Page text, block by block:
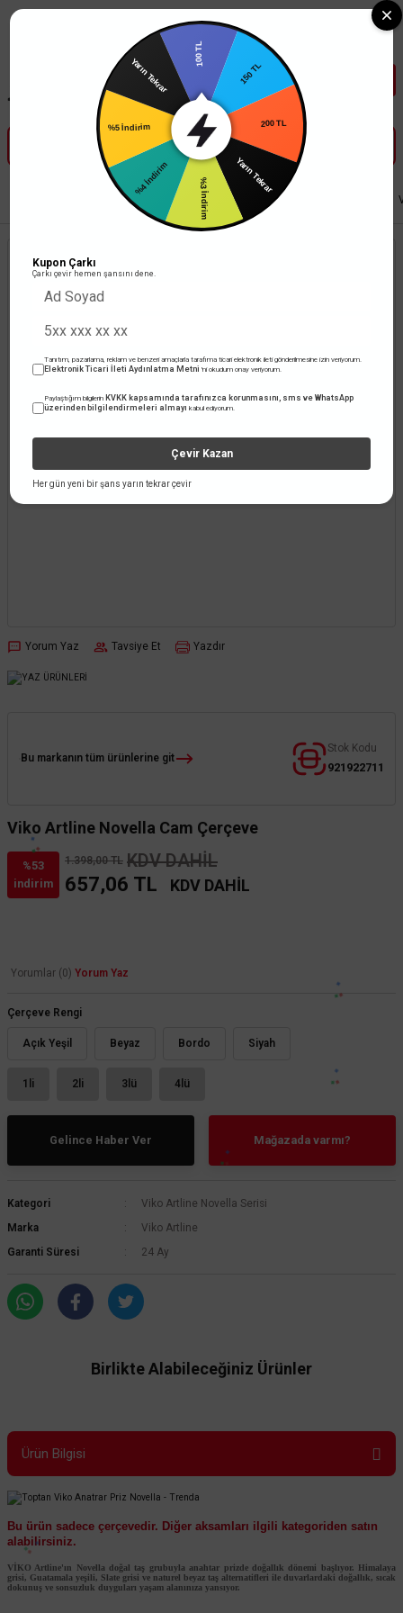
Tüm Banka Kartlarına Vade Farksız 3-5 Taksit Fırsatı Mailorder ile
Anahtar Priz Viko Anahtar / Priz Viko Artline Novella Serisi
Yorum Yaz Tavsiye Et Yazdır
Bu markanın tüm ürünlerine git
Stok Kodu
921922711
Viko Artline Novella Cam Çerçeve
%53
indirim
1.398,00 TL KDV DAHİL
657,06 TL KDV DAHİL
Yorumlar (0) Yorum Yaz
Çerçeve Rengi
Açık Yeşil Beyaz Bordo Siyah
1li 2li 3lü 4lü
Gelince Haber Ver Mağazada varmı?
Kategori
Viko Artline Novella Serisi
Marka
Viko Artline
Garanti Süresi
24 Ay
Birlikte Alabileceğiniz Ürünler
Viko Artline
Viko Artline Trenda Çerçeve
Ürün Bilgisi
Bu ürün sadece çerçevedir. Diğer aksamları ilgili kategoriden satın
alabilirsiniz.
VİKO Artline'ın Novella doğal taş grubuyla anahtar prizde doğallık dönemi başlıyor. Himalaya
grisi, Guatamala yeşili, Slate grisi ve naturel beyaz taş alternatifleri ile duvarlardaki doğallık, sıcak
dokunuş ve sonsuzluk duyguları yaşam alanınıza yansıyor.
150 TL
Yarın Tekrar
%3 İndirim
%4 İndirim
Yarın Tekrar
Kupon Çarkı
Çarkı çevir hemen şansını dene.
Tanıtım, pazarlama, reklam ve benzeri amaçlarla tarafıma ticari elektronik ileti gönderilmesine izin veriyorum.
Elektronik Ticari İleti Aydınlatma Metni 'ni okudum onay veriyorum.
Paylaştığım bilgilerin KVKK kapsamında tarafınızca korunmasını, sms ve WhatsApp
üzerinden bilgilendirmeleri almayı kabul ediyorum.
Çevir Kazan
Her gün yeni bir şans yarın tekrar çevir